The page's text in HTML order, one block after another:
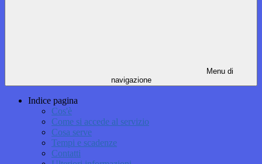
Menu di
navigazione
Indice pagina
Cos'è
Come si accede al servizio
Cosa serve
Tempi e scadenze
Contatti